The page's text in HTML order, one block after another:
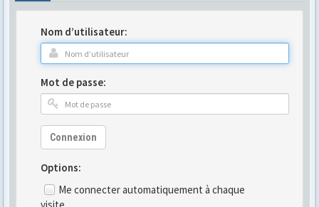
Nom d’utilisateur:
Mot de passe:
Connexion
Options:
Me connecter automatiquement à chaque